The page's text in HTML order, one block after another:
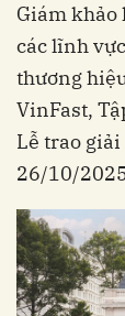
Giám khảo
các lĩnh
thương
VinFast,
Lễ trao
26/10/